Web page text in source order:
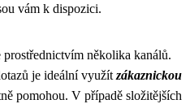
vám k dispozici.
prostřednictvím několika kanálů.
je ideální využít zákaznickou
pomohou. V případě složitějších